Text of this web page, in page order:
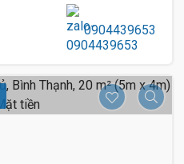
0904439653